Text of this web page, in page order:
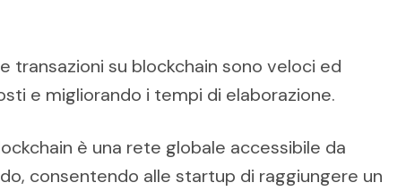
transazioni su blockchain sono veloci ed
e migliorando i tempi di elaborazione.
è una rete globale accessibile da
consentendo alle startup di raggiungere un